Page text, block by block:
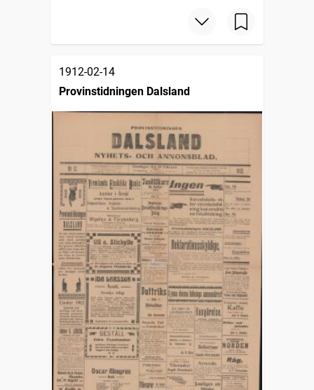
1912-02-14
Provinstidningen Dalsland